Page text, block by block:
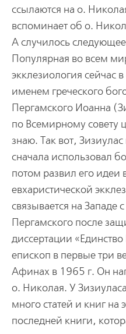
ссылаются на о.
вспоминает об о.
А случилось
Популярная во всем
экклезиология сейчас
именем греческого
Пергамского Иоанна
по Всемирному совету
знаю. Так вот, Зизиулас
сначала использовал
потом развил его идеи
евхаристической
связывается на Западе
Пергамского после
диссертации
епископ в первые три
Афинах в 1965 г. Он
о. Николая. У
много статей и книг на
последней книги,